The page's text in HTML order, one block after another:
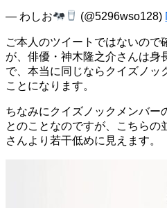
— わしお (@5296wso128)
ご本人のツイートではないので
が、俳優・神木隆之介さんは身
で、本当に同じならクイズノッ
ことになります。
ちなみにクイズノックメンバー
とのことなのですが、こちらの
さんより若干低めに見えます。